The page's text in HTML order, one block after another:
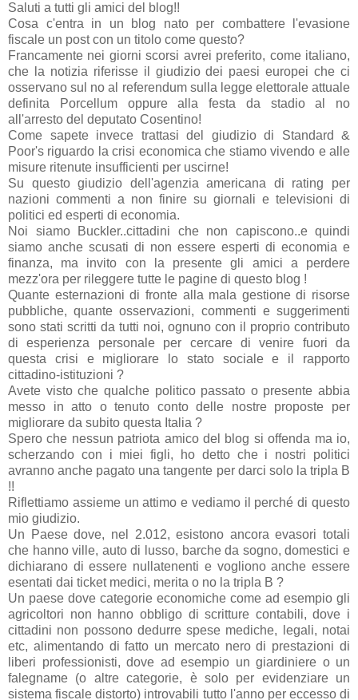
Saluti a tutti gli amici del blog!!
Cosa c'entra in un blog nato per combattere l'evasione
fiscale un post con un titolo come questo?
Francamente nei giorni scorsi avrei preferito, come italiano,
che la notizia riferisse il giudizio dei paesi europei che ci
osservano sul no al referendum sulla legge elettorale attuale
definita Porcellum oppure alla festa da stadio al no
all'arresto del deputato Cosentino!
Come sapete invece trattasi del giudizio di Standard &
Poor's riguardo la crisi economica che stiamo vivendo e alle
misure ritenute insufficienti per uscirne!
Su questo giudizio dell'agenzia americana di rating per
nazioni commenti a non finire su giornali e televisioni di
politici ed esperti di economia.
Noi siamo Buckler..cittadini che non capiscono..e quindi
siamo anche scusati di non essere esperti di economia e
finanza, ma invito con la presente gli amici a perdere
mezz'ora per rileggere tutte le pagine di questo blog !
Quante esternazioni di fronte alla mala gestione di risorse
pubbliche, quante osservazioni, commenti e suggerimenti
sono stati scritti da tutti noi, ognuno con il proprio contributo
di esperienza personale per cercare di venire fuori da
questa crisi e migliorare lo stato sociale e il rapporto
cittadino-istituzioni ?
Avete visto che qualche politico passato o presente abbia
messo in atto o tenuto conto delle nostre proposte per
migliorare da subito questa Italia ?
Spero che nessun patriota amico del blog si offenda ma io,
scherzando con i miei figli, ho detto che i nostri politici
avranno anche pagato una tangente per darci solo la tripla B
!!
Riflettiamo assieme un attimo e vediamo il perché di questo
mio giudizio.
Un Paese dove, nel 2.012, esistono ancora evasori totali
che hanno ville, auto di lusso, barche da sogno, domestici e
dichiarano di essere nullatenenti e vogliono anche essere
esentati dai ticket medici, merita o no la tripla B ?
Un paese dove categorie economiche come ad esempio gli
agricoltori non hanno obbligo di scritture contabili, dove i
cittadini non possono dedurre spese mediche, legali, notai
etc, alimentando di fatto un mercato nero di prestazioni di
liberi professionisti, dove ad esempio un giardiniere o un
falegname (o altre categorie, è solo per evidenziare un
sistema fiscale distorto) introvabili tutto l'anno per eccesso di